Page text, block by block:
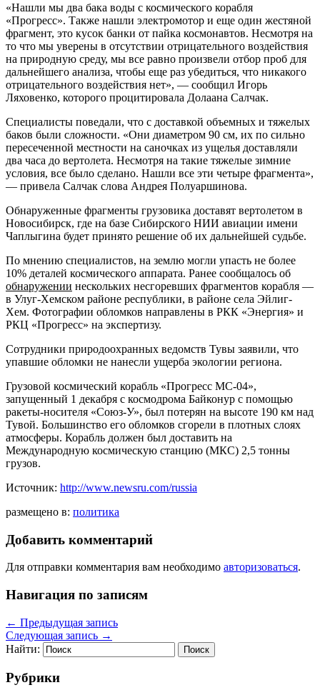
«Нашли мы два бака воды с космического корабля
«Прогресс». Также нашли электромотор и еще один жестяной
фрагмент, это кусок банки от пайка космонавтов. Несмотря на
то что мы уверены в отсутствии отрицательного воздействия
на природную среду, мы все равно произвели отбор проб для
дальнейшего анализа, чтобы еще раз убедиться, что никакого
отрицательного воздействия нет», — сообщил Игорь
Ляховенко, которого процитировала Долаана Салчак.
Специалисты поведали, что с доставкой объемных и тяжелых
баков были сложности. «Они диаметром 90 см, их по сильно
пересеченной местности на саночках из ущелья доставляли
два часа до вертолета. Несмотря на такие тяжелые зимние
условия, все было сделано. Нашли все эти четыре фрагмента»,
— привела Салчак слова Андрея Полуаршинова.
Обнаруженные фрагменты грузовика доставят вертолетом в
Новосибирск, где на базе Сибирского НИИ авиации имени
Чаплыгина будет принято решение об их дальнейшей судьбе.
По мнению специалистов, на землю могли упасть не более
10% деталей космического аппарата. Ранее сообщалось об
обнаружении нескольких несгоревших фрагментов корабля —
в Улуг-Хемском районе республики, в районе села Эйлиг-
Хем. Фотографии обломков направлены в РКК «Энергия» и
РКЦ «Прогресс» на экспертизу.
Сотрудники природоохранных ведомств Тувы заявили, что
упавшие обломки не нанесли ущерба экологии региона.
Грузовой космический корабль «Прогресс МС-04»,
запущенный 1 декабря с космодрома Байконур с помощью
ракеты-носителя «Союз-У», был потерян на высоте 190 км над
Тувой. Большинство его обломков сгорели в плотных слоях
атмосферы. Корабль должен был доставить на
Международную космическую станцию (МКС) 2,5 тонны
грузов.
Источник: http://www.newsru.com/russia
размещено в: политика
Добавить комментарий
Для отправки комментария вам необходимо авторизоваться.
Навигация по записям
← Предыдущая запись
Следующая запись →
Найти:
Рубрики